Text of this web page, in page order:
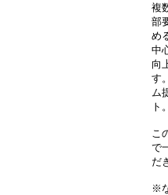
複
部
め
中
向
す
ム
ト
こ
で
だ
※